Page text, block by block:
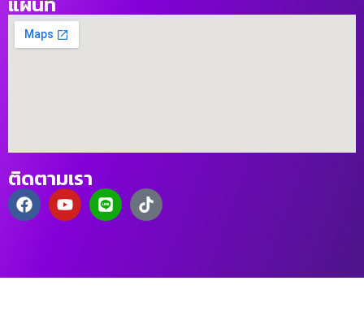
ติดตามเรา